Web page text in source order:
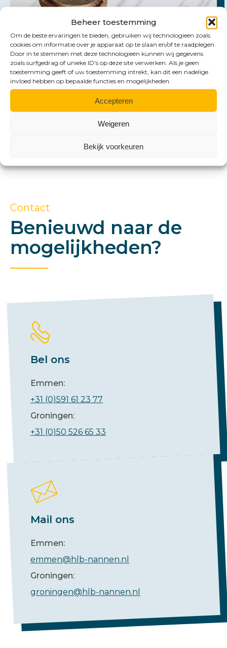
Beheer toestemming
Om de beste ervaringen te bieden, gebruiken wij technologieën zoals
cookies om informatie over je apparaat op te slaan en/of te raadplegen.
Door in te stemmen met deze technologieën kunnen wij gegevens
zoals surfgedrag of unieke ID's op deze site verwerken. Als je geen
toestemming geeft of uw toestemming intrekt, kan dit een nadelige
invloed hebben op bepaalde functies en mogelijkheden.
Accepteren
Weigeren
Bekijk voorkeuren
Contact
Benieuwd naar de
mogelijkheden?
Bel ons
Emmen:
+31 (0)591 61 23 77
Groningen:
+31 (0)50 526 65 33
Mail ons
Emmen:
emmen@hlb-nannen.nl
Groningen:
groningen@hlb-nannen.nl